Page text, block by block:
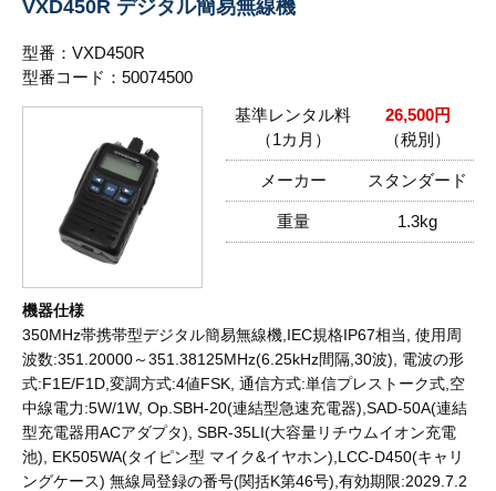
VXD450R デジタル簡易無線機
型番：VXD450R
型番コード：50074500
基準レンタル料
（1カ月）
26,500円
（税別）
メーカー スタンダード
重量 1.3kg
機器仕様
350MHz帯携帯型デジタル簡易無線機,IEC規格IP67相当, 使用周
波数:351.20000～351.38125MHz(6.25kHz間隔,30波), 電波の形
式:F1E/F1D,変調方式:4値FSK, 通信方式:単信プレストーク式,空
中線電力:5W/1W, Op.SBH-20(連結型急速充電器),SAD-50A(連結
型充電器用ACアダプタ), SBR-35LI(大容量リチウムイオン充電
池), EK505WA(タイピン型 マイク&イヤホン),LCC-D450(キャリ
ングケース) 無線局登録の番号(関括K第46号),有効期限:2029.7.2